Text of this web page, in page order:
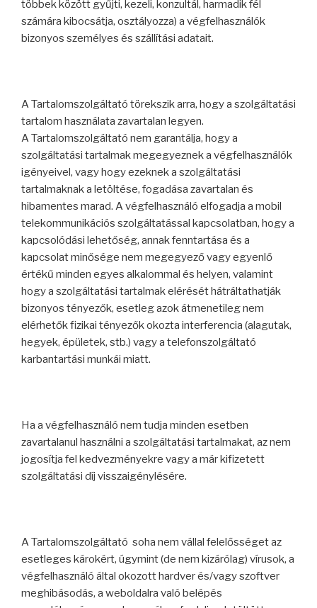
többek között gyűjti, kezeli, konzultál, harmadik fél
számára kibocsátja, osztályozza) a végfelhasználók
bizonyos személyes és szállítási adatait.
A Tartalomszolgáltató törekszik arra, hogy a szolgáltatási
tartalom használata zavartalan legyen.
A Tartalomszolgáltató nem garantálja, hogy a
szolgáltatási tartalmak megegyeznek a végfelhasználók
igényeivel, vagy hogy ezeknek a szolgáltatási
tartalmaknak a letöltése, fogadása zavartalan és
hibamentes marad. A végfelhasználó elfogadja a mobil
telekommunikációs szolgáltatással kapcsolatban, hogy a
kapcsolódási lehetőség, annak fenntartása és a
kapcsolat minősége nem megegyező vagy egyenlő
értékű minden egyes alkalommal és helyen, valamint
hogy a szolgáltatási tartalmak elérését hátráltathatják
bizonyos tényezők, esetleg azok átmenetileg nem
elérhetők fizikai tényezők okozta interferencia (alagutak,
hegyek, épületek, stb.) vagy a telefonszolgáltató
karbantartási munkái miatt.
Ha a végfelhasználó nem tudja minden esetben
zavartalanul használni a szolgáltatási tartalmakat, az nem
jogosítja fel kedvezményekre vagy a már kifizetett
szolgáltatási díj visszaigénylésére.
A Tartalomszolgáltató soha nem vállal felelősséget az
esetleges károkért, úgymint (de nem kizárólag) vírusok, a
végfelhasználó által okozott hardver és/vagy szoftver
meghibásodás, a weboldalra való belépés